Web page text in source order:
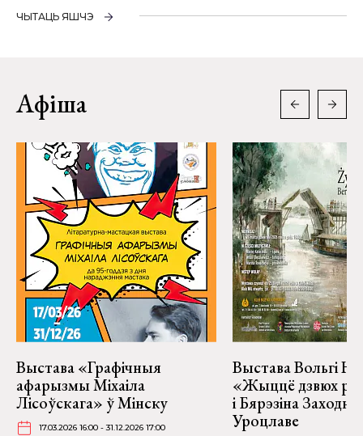
ЧЫТАЦЬ ЯШЧЭ
Афіша
Выстава «Графічныя
афарызмы Міхаіла
Лісоўскага» ў Мінску
17.03.2026 16:00 - 31.12.2026 17:00
Выстава Вольгі
«Жыццё дзвюх
і Бярэзіна
Уроцлаве